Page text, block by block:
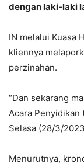
dengan laki-laki
IN melalui Kuasa
kliennya
perzinahan.
“Dan sekarang
Acara Penyidikan
Selasa (28/3/
Menurutnya,